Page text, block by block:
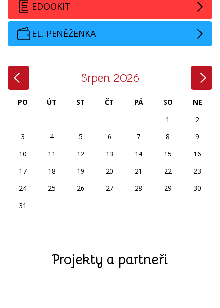
EDOOKIT
EL. PENĚŽENKA
Srpen 2026
PO ÚT ST ČT PÁ SO
NE
1
2
3
4 5 6 7 8
9
10
11 12 13 14 15
16
17
18 19 20 21 22
23
24
25 26 27 28 29
30
31
Projekty a partneři